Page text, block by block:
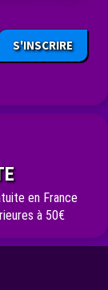
S'INSCRIRE
en France
à 50€